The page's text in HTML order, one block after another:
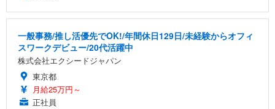
一般事務/推し活優先でOK!/年間休日129日/未経験からオフィ
スワークデビュー/20代活躍中
株式会社エクシードジャパン
東京都
月給25万円～
正社員